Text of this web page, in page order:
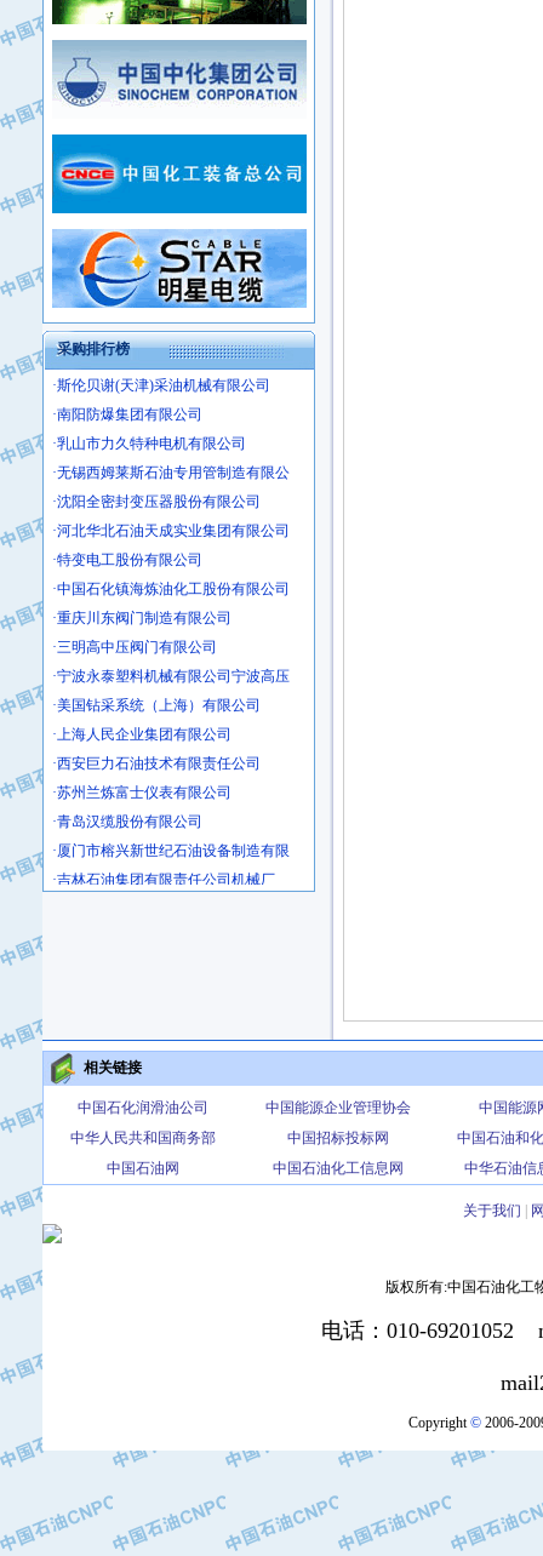
·江苏天安防雷工程有限责任公司
·山东东营胜利工业园区
·自贡五洲防腐安装有限公司
采购排行榜
·中国石化茂名石化分公司
·上海赛科石油化工有限责任公司
·河北卓唯钢管制造有限公司
·上海高桥石化
·中国石化扬子石油化工股份有限公司
·中国石化上海石油化工股份有限公司
·中国石油长庆油田分公司
·中国石油宁夏石化分公司
·山东墨龙石油机械股份有限公司
·大庆油田物资集团
·斯伦贝谢(天津)采油机械有限公司
·南阳防爆集团有限公司
·乳山市力久特种电机有限公司
·无锡西姆莱斯石油专用管制造有限公
·沈阳全密封变压器股份有限公司
·河北华北石油天成实业集团有限公司
·特变电工股份有限公司
·中国石化镇海炼油化工股份有限公司
·重庆川东阀门制造有限公司
·三明高中压阀门有限公司
·宁波永泰塑料机械有限公司宁波高压
·美国钻采系统（上海）有限公司
·上海人民企业集团有限公司
·西安巨力石油技术有限责任公司
·苏州兰炼富士仪表有限公司
·青岛汉缆股份有限公司
·厦门市榕兴新世纪石油设备制造有限
·吉林石油集团有限责任公司机械厂
·大港油田集团中成机械制造有限公司
·北京三盈联合石油技术有限公司
·中国石油化工股份有限公司催化剂长
·北京德泰联华科技发展有限公司
·陕西爱瑞德控制工程有限公司
·大庆油田有限责任公司
·中国石油辽河油田分公司
相关链接
中国石化润滑油公司 中国能源企业管理协会
中国能源
中华人民共和国商务部
中国招标投标网
中国石油和
中国石油网
中国石油化工信息网 中华石油信
关于我们
版权所有:中国石油化工
电话：010-69201052
Copyright©2006-